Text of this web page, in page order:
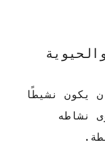
يكون
نشيطًا
نشاطه